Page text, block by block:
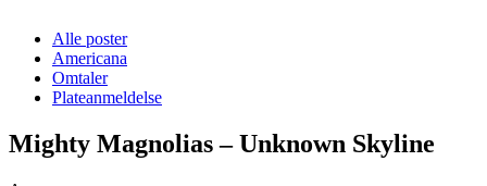
Alle poster
Americana
Omtaler
Plateanmeldelse
Mighty Magnolias – Unknown Skyline